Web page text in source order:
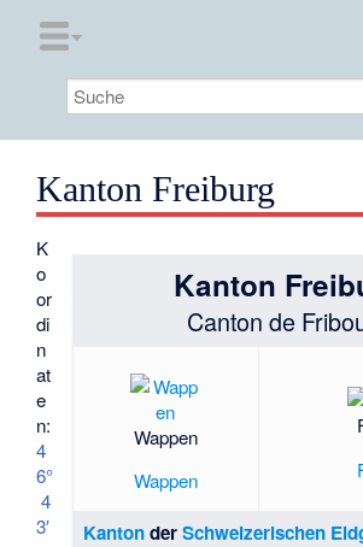
Kanton Freiburg
Kanton
Canton de
Wappen
Wappen
KantonderSchweizerischen
K
o
or
di
n
at
e
n:
4
6°
4
3′